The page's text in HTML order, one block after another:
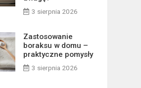
3 sierpnia 2026
Zastosowanie
boraksu w domu –
praktyczne pomysły
3 sierpnia 2026